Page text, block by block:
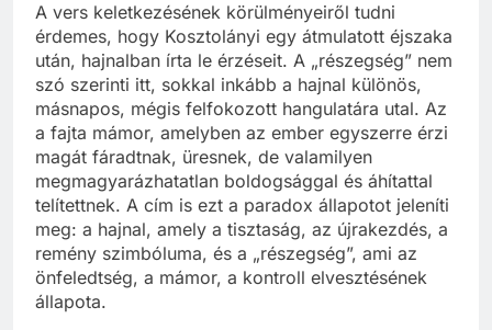
A vers keletkezésének körülményeiről tudni
érdemes, hogy Kosztolányi egy átmulatott éjszaka
után, hajnalban írta le érzéseit. A „részegség” nem
szó szerinti itt, sokkal inkább a hajnal különös,
másnapos, mégis felfokozott hangulatára utal. Az
a fajta mámor, amelyben az ember egyszerre érzi
magát fáradtnak, üresnek, de valamilyen
megmagyarázhatatlan boldogsággal és áhítattal
telítettnek. A cím is ezt a paradox állapotot jeleníti
meg: a hajnal, amely a tisztaság, az újrakezdés, a
remény szimbóluma, és a „részegség”, ami az
önfeledtség, a mámor, a kontroll elvesztésének
állapota.